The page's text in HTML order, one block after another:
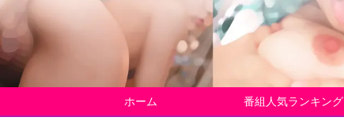
ホーム 番組人気ランキング